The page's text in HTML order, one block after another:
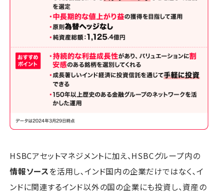
HSBCアセットマネジメントに加え、HSBCグループ内の
情報ソースを活用し、インド国内の企業だけではなく、イ
ンドに関連するインド以外の国の企業にも投資し、資産の